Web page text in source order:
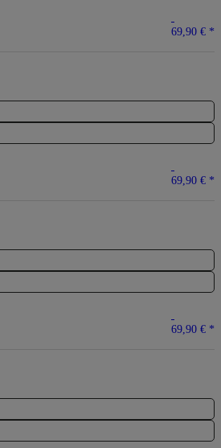
69,90 € *
69,90 € *
69,90 € *